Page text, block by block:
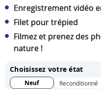
Enregistrement vidéo
Filet pour trépied
Filmez et prenez des
nature !
Choisissez votre état
Neuf Reconditionné